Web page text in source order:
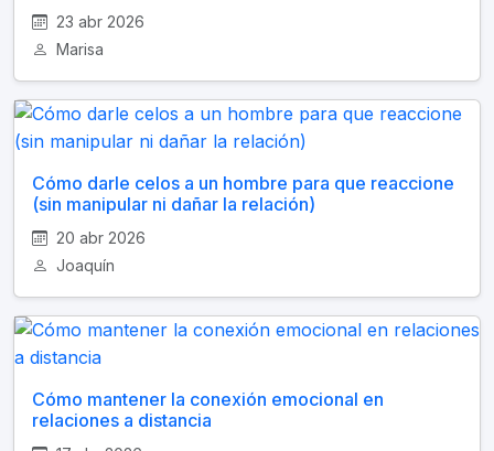
23 abr 2026
Marisa
Cómo darle celos a un hombre para que reaccione
(sin manipular ni dañar la relación)
20 abr 2026
Joaquín
Cómo mantener la conexión emocional en
relaciones a distancia